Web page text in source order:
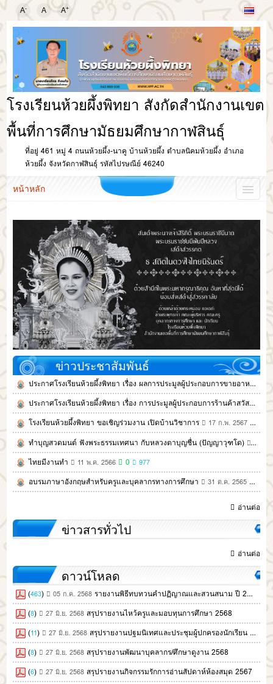
A- A A+
โรงเรียนห้วยผึ้งพิทยา สังกัดสำนักงานเขต
พื้นที่การศึกษามัธยมศึกษากาฬสินธุ์
ที่อยู่ 461 หมู่ 4 ถนนห้วยผึ้ง-นาคู บ้านห้วยผึ้ง ตำบลนิคมห้วยผึ้ง อำเภอ
ห้วยผึ้ง จังหวัดกาฬสินธุ์ รหัสไปรษณีย์ 46240
หน้าหลัก
ข่าวประชาสัมพันธ์
ประกาศโรงเรียนห้วยผึ้งพิทยา เรื่อง ผลการประมูลผู้ประกอบการขายอาหารในโรงอาหารโรงเรียนห้วยพิหยา ประจำปีงบประมาณ ๒๕๖๘
ประกาศโรงเรียนห้วยผึ้งพิทยา เรื่อง การประมูลผู้ประกอบการร้านค้าสวัสติการโรงเรียนห้วยผึ้งพิทยา ประจำปีงบประมาณ ๒๕๖๘
โรงเรียนห้วยผึ้งพิทยา ขอเชิญร่วมงาน เปิดบ้านวิชาการ
17 ก.พ. 2567
ทำบุญสวดมนต์ ฟังพระธรรมเทศนา กับหลวงตาบุญชื่น (ปัญญาวุฑโด) 03 ก.
ไทยมีงานทำ 11 พ.ค. 2566 0 977
อบรมภาษาอังกฤษสำหรับครูและบุคลากรทางการศึกษา 31 ต.ค. 2565
อ่านต่อ
ข่าวสารทั่วไป
อ่านต่อ
ดาวน์โหลด
(463) 05 ก.ค. 2568 รายงานพิธีทบทวนคำปฏิญาณและสวนสนาม ปี 2568
(8) 27 มิ.ย. 2568 สรุปรายงานไหว้ครูและมอบทุนการศึกษา 2568
(11) 27 มิ.ย. 2568 สรุปรายงานปฐมนิเทศและประชุมผู้ปกครองนักเรียน 2568
(8) 27 มิ.ย. 2568 สรุปรายงานพัฒนาบุคลากร/ศึกษาดูงาน 2568
(6) 27 มิ.ย. 2568 สรุปรายงานกิจกรรมรักการอ่านสัปดาห์ห้องสมุด 2567